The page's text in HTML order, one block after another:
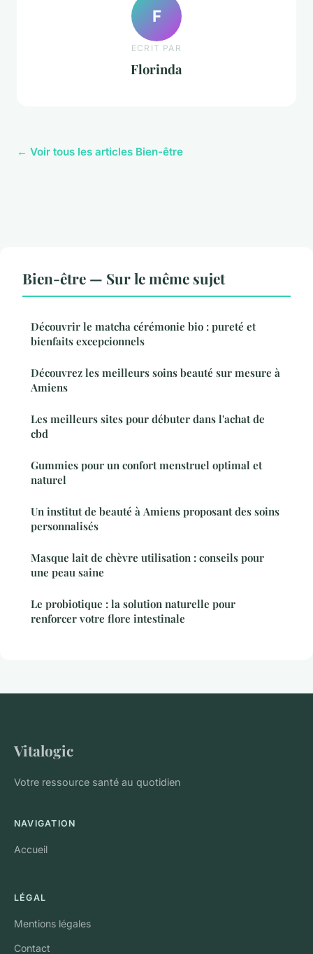
F
ECRIT PAR
Florinda
← Voir tous les articles Bien-être
Bien-être — Sur le même sujet
Découvrir le matcha cérémonie bio : pureté et
bienfaits excepcionnels
Découvrez les meilleurs soins beauté sur mesure à
Amiens
Les meilleurs sites pour débuter dans l'achat de
cbd
Gummies pour un confort menstruel optimal et
naturel
Un institut de beauté à Amiens proposant des soins
personnalisés
Masque lait de chèvre utilisation : conseils pour
une peau saine
Le probiotique : la solution naturelle pour
renforcer votre flore intestinale
Vitalogic
Votre ressource santé au quotidien
NAVIGATION
Accueil
LÉGAL
Mentions légales
Contact